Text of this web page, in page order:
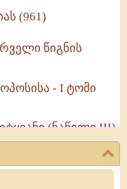
(961)
წიგნის
- I ტომი
(ნაწილი III)
რჩევები